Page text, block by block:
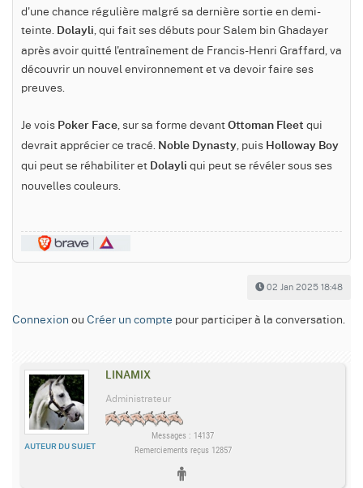
d'une chance régulière malgré sa dernière sortie en demi-
teinte.
Dolayli , qui fait ses débuts pour Salem bin Ghadayer
après avoir quitté l'entraînement de Francis-Henri Graffard, va
découvrir un nouvel environnement et va devoir faire ses
preuves.
Je vois Poker Face , sur sa forme devant Ottoman Fleet qui
devrait apprécier ce tracé.
Noble Dynasty , puis Holloway Boy
qui peut se réhabiliter et Dolayli qui peut se révéler sous ses
nouvelles couleurs.
02 Jan 2025 18:48
Connexion ou Créer un compte pour participer à la conversation.
LINAMIX
AUTEUR DU SUJET
Administrateur
Messages : 14137
Remerciements reçus 12857